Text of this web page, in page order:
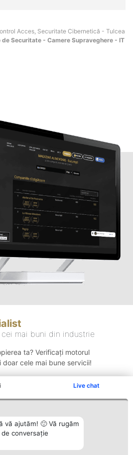
Live chat
vă ajutăm! 🙂 Vă rugăm
conversație
Acces, Securitate Cibernetică - Tulcea
de Securitate - Camere Supraveghere - IT
mai buni din industrie
ta? Verificați motorul
cele mai bune servicii!